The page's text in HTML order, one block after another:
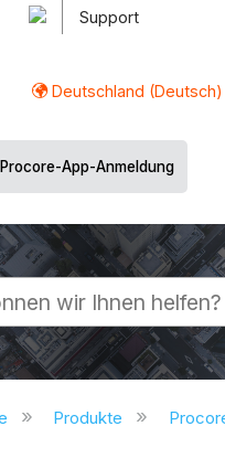
Support
Deutschland (Deutsch)
Procore-App-Anmeldung
Hierarchie auf-
Produkte